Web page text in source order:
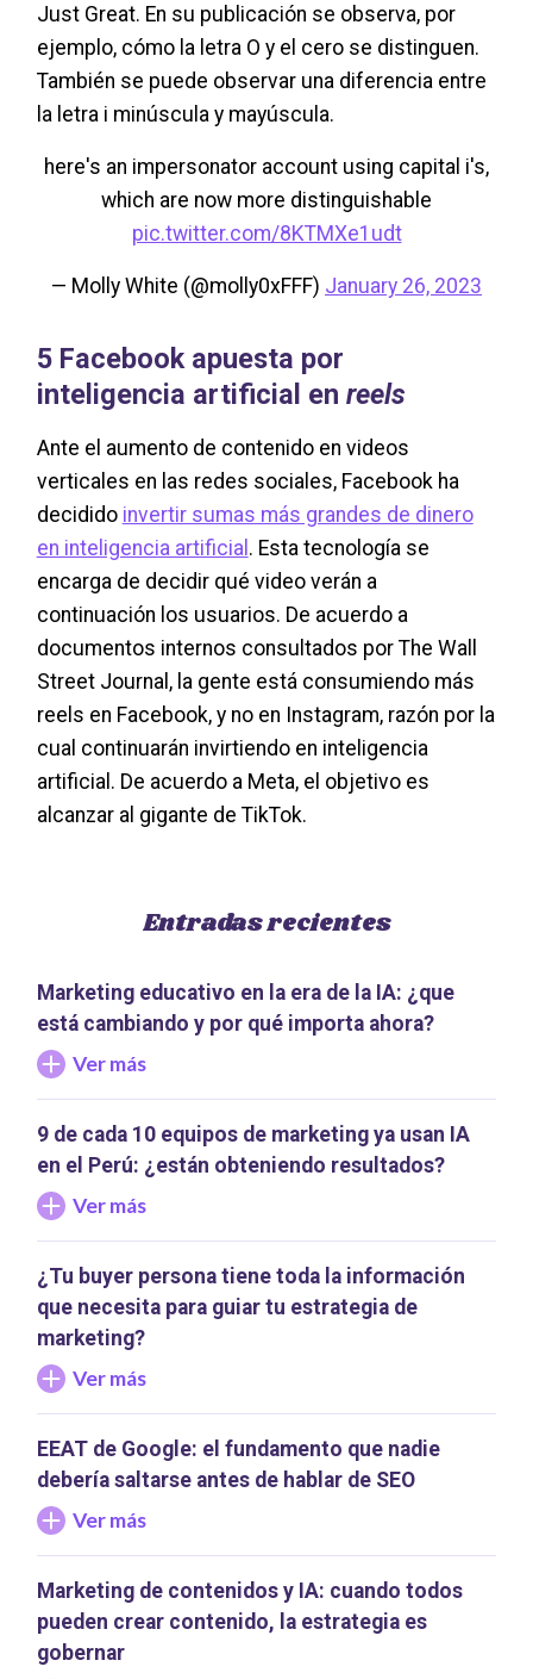
Just Great. En su publicación se observa, por
ejemplo, cómo la letra O y el cero se distinguen.
También se puede observar una diferencia entre
la letra i minúscula y mayúscula.
here's an impersonator account using capital i's,
which are now more distinguishable
pic.twitter.com/8KTMXe1udt
— Molly White (@molly0xFFF) January 26, 2023
5 Facebook apuesta por
inteligencia artificial en reels
Ante el aumento de contenido en videos
verticales en las redes sociales, Facebook ha
decidido invertir sumas más grandes de dinero
en inteligencia artificial . Esta tecnología se
encarga de decidir qué video verán a
continuación los usuarios. De acuerdo a
documentos internos consultados por The Wall
Street Journal, la gente está consumiendo más
reels en Facebook, y no en Instagram, razón por la
cual continuarán invirtiendo en inteligencia
artificial. De acuerdo a Meta, el objetivo es
alcanzar al gigante de TikTok.
Entradas recientes
Marketing educativo en la era de la IA: ¿que
está cambiando y por qué importa ahora?
Ver más
9 de cada 10 equipos de marketing ya usan IA
en el Perú: ¿están obteniendo resultados?
Ver más
¿Tu buyer persona tiene toda la información
que necesita para guiar tu estrategia de
marketing?
Ver más
EEAT de Google: el fundamento que nadie
debería saltarse antes de hablar de SEO
Ver más
Marketing de contenidos y IA: cuando todos
pueden crear contenido, la estrategia es
gobernar